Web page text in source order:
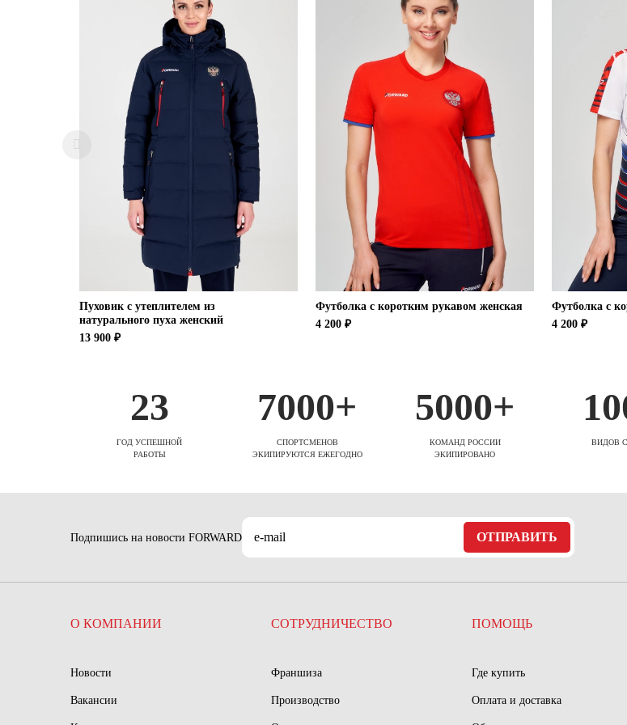
Пуховик с утеплителем из
натурального пуха женский
13 900 ₽
Футболка с коротким рукавом женская
4 200 ₽
Футболка с
4 200 ₽
23
ГОД УСПЕШНОЙ
РАБОТЫ
7000+
СПОРТСМЕНОВ
ЭКИПИРУЮТСЯ ЕЖЕГОДНО
5000+
КОМАНД РОССИИ
ЭКИПИРОВАНО
ВИДОВ
Подпишись на новости FORWARD ОТПРАВИТЬ
О КОМПАНИИ
Новости
Вакансии
СОТРУДНИЧЕСТВО
Франшиза
Производство
ПОМОЩЬ
Где купить
Оплата и доставка